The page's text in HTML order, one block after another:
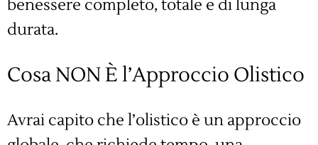
benessere completo, totale e di lunga
durata.
Cosa NON È l’Approccio Olistico
Avrai capito che l’olistico è un approccio